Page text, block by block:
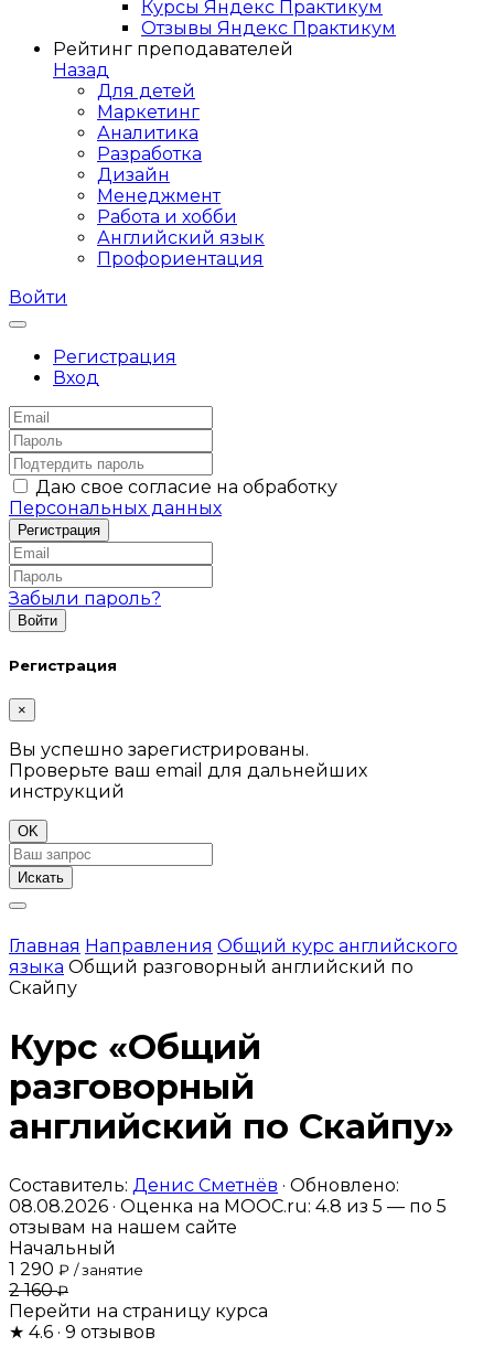
Курсы Яндекс Практикум
Отзывы Яндекс Практикум
Рейтинг преподавателей
Назад
Для детей
Маркетинг
Аналитика
Разработка
Дизайн
Менеджмент
Работа и хобби
Английский язык
Профориентация
Войти
Регистрация
Вход
Даю свое согласие на обработку
Персональных данных
Забыли пароль?
Регистрация
×
Вы успешно зарегистрированы.
Проверьте ваш email для дальнейших
инструкций
OK
Искать
Главная Направления Общий курс английского
языка Общий разговорный английский по
Скайпу
Курс «Общий
разговорный
английский по Скайпу»
Составитель: Денис Сметнёв · Обновлено:
08.08.2026 · Оценка на MOOC.ru: 4.8 из 5 — по 5
отзывам на нашем сайте
Начальный
1 290 ₽ / занятие
2 160₽
Перейти на страницу курса
★ 4.6 · 9 отзывов